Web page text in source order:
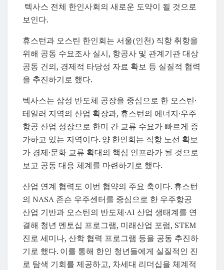
텍사스 전체 한인사회의 새로운 도약이 될 것으로
보인다.
휴스턴과 오스틴 한인회는 서울(인천) 직항 취항을
위해 공동 수요조사 실시, 항공사 및 관계기관 대상
공동 건의, 경제적 타당성 자료 확보 등 실질적 협력
을 추진하기로 했다.
텍사스는 삼성 반도체 공장을 중심으로 한 오스틴·
테일러 지역의 산업 확장과, 휴스턴의 에너지·우주
항공 산업 성장으로 한미 간 교류 수요가 빠르게 증
가하고 있는 지역이다. 양 한인회는 직항 노선 확보
가 경제·문화 교류 확대의 핵심 인프라가 될 것으로
보고 공동 대응 체계를 마련하기로 했다.
산업 연계 협력도 이번 협약의 주요 축이다. 휴스턴
의 NASA 존슨 우주센터를 중심으로 한 우주항공
산업 기반과 오스틴의 반도체·AI 산업 생태계를 연
결해 청년 멘토십 프로그램, 미래산업 포럼, STEM
진로 세미나, 산학 협력 프로그램 등을 공동 추진하
기로 했다. 이를 통해 한인 청년들에게 실질적인 진
로 탐색 기회를 제공하고, 차세대 리더십을 체계적